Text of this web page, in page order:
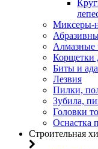
Миксеры-
Алмазные
Корщетки
Биты и
Лезвия
Пилки,
Зубила,
Головки
Оснастка
Строительная